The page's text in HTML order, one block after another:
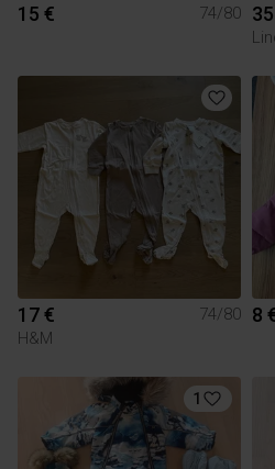
15 € 74/80
17 €
74/80
H&M
8
1